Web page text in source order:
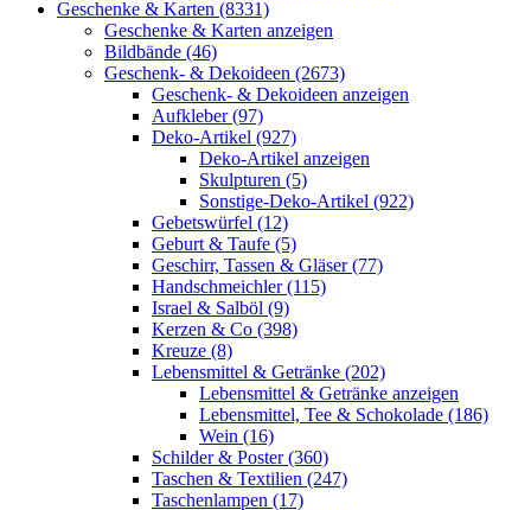
Geschenke & Karten (8331)
Geschenke & Karten anzeigen
Bildbände (46)
Geschenk- & Dekoideen (2673)
Geschenk- & Dekoideen anzeigen
Aufkleber (97)
Deko-Artikel (927)
Deko-Artikel anzeigen
Skulpturen (5)
Sonstige-Deko-Artikel (922)
Gebetswürfel (12)
Geburt & Taufe (5)
Geschirr, Tassen & Gläser (77)
Handschmeichler (115)
Israel & Salböl (9)
Kerzen & Co (398)
Kreuze (8)
Lebensmittel & Getränke (202)
Lebensmittel & Getränke anzeigen
Lebensmittel, Tee & Schokolade (186)
Wein (16)
Schilder & Poster (360)
Taschen & Textilien (247)
Taschenlampen (17)